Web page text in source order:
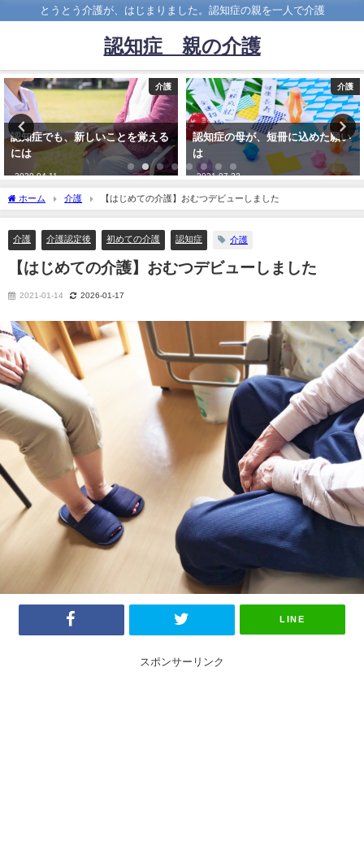
とうとう介護が、はじまりました。認知症の親を一人で介護
認知症 親の介護
介護
認知症でも、新しいことを覚える
には
2020-04-11
介護
認知症の母が、短冊に込めた願い
は
2021-07-22
ホーム 介護 【はじめての介護】おむつデビューしました
介護 介護認定後 初めての介護 認知症 介護
【はじめての介護】おむつデビューしました
2021-01-14 2026-01-17
LINE
スポンサーリンク